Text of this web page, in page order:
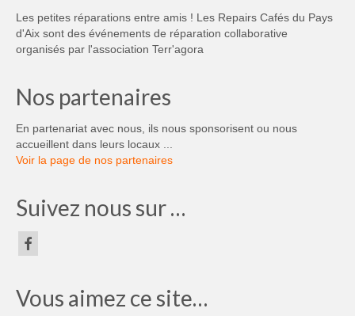
Les petites réparations entre amis ! Les Repairs Cafés du Pays
d'Aix sont des événements de réparation collaborative
organisés par l'association Terr'agora
Nos partenaires
En partenariat avec nous, ils nous sponsorisent ou nous
accueillent dans leurs locaux ...
Voir la page de nos partenaires
Suivez nous sur …
Vous aimez ce site…